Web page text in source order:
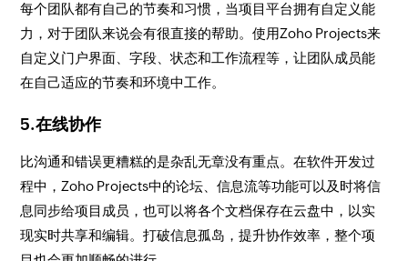
每个团队都有自己的节奏和习惯，当项目平台拥有自定义能
力，对于团队来说会有很直接的帮助。使用Zoho Projects来
自定义门户界面、字段、状态和工作流程等，让团队成员能
在自己适应的节奏和环境中工作。
5.在线协作
比沟通和错误更糟糕的是杂乱无章没有重点。在软件开发过
程中，Zoho Projects中的论坛、信息流等功能可以及时将信
息同步给项目成员，也可以将各个文档保存在云盘中，以实
现实时共享和编辑。打破信息孤岛，提升协作效率，整个项